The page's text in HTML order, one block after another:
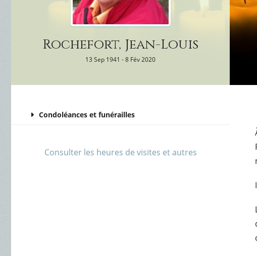
Rochefort, Jean-Louis
13 Sep 1941 - 8 Fév 2020
Condoléances et funérailles
Consulter les heures de visites et autres